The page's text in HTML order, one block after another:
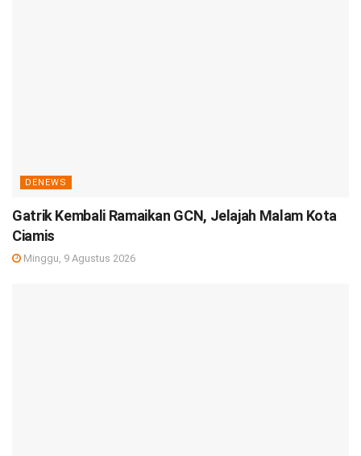
DENEWS
Gatrik Kembali Ramaikan GCN, Jelajah Malam Kota
Ciamis
Minggu, 9 Agustus 2026